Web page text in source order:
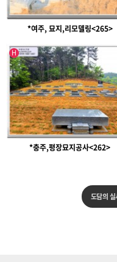
*여주, 묘지,리모델링<265>
H
인기글
*충주,평장묘지공사<262>
도담의